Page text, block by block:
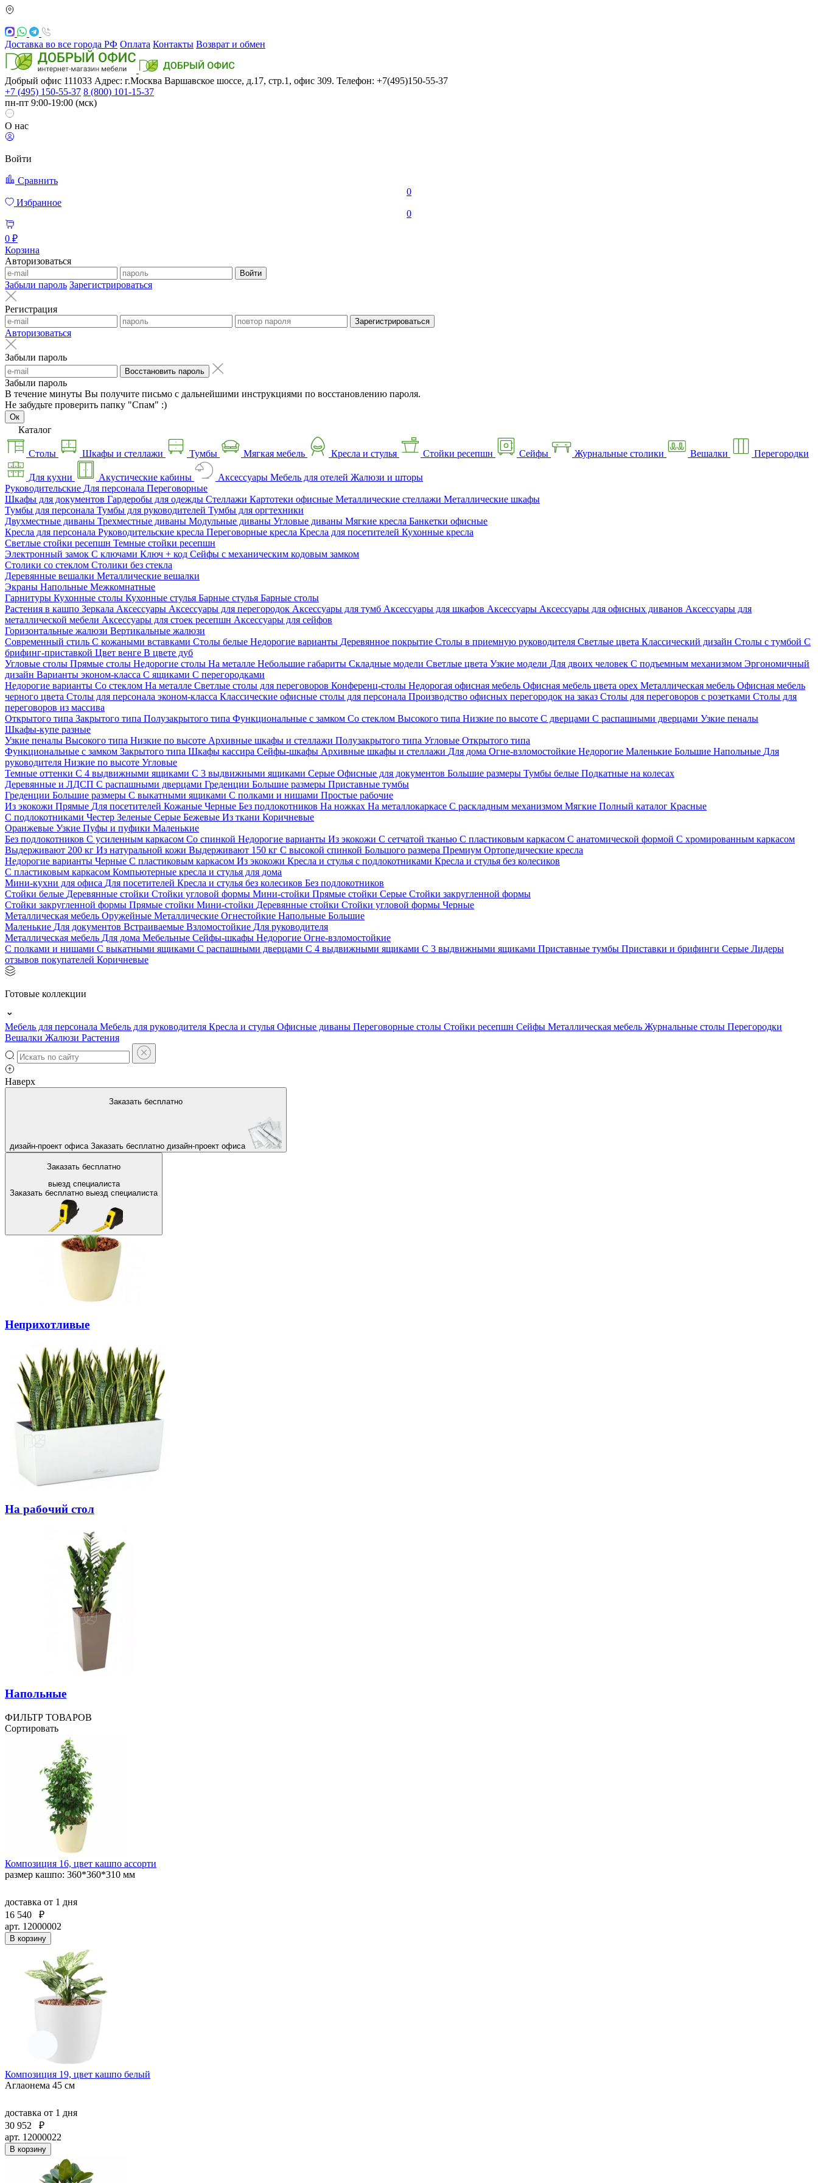
Доставка во все города РФ Оплата Контакты Возврат и обмен
Добрый офис 111033 Адрес: г.Москва Варшавское шоссе, д.17, стр.1, офис 309. Телефон: +7(495)150-55-37
+7 (495) 150-55-37 8 (800) 101-15-37
пн-пт 9:00-19:00 (мск)
О нас
Войти
Сравнить
0
Избранное
0
0 ₽
Корзина
Авторизоваться
Войти
Забыли пароль Зарегистрироваться
Регистрация
Зарегистрироваться
Авторизоваться
Забыли пароль
Восстановить пароль
Забыли пароль
В течение минуты Вы получите письмо с дальнейшими инструкциями по восстановлению пароля.
Не забудьте проверить папку "Спам" :)
Ок
Каталог
Столы Шкафы и стеллажи Тумбы Мягкая мебель Кресла и стулья Стойки ресепшн Сейфы Журнальные столики Вешалки Перегородки
Для кухни Акустические кабины Аксессуары Мебель для отелей Жалюзи и шторы
Руководительские Для персонала Переговорные
Шкафы для документов Гардеробы для одежды Стеллажи Картотеки офисные Металлические стеллажи Металлические шкафы
Тумбы для персонала Тумбы для руководителей Тумбы для оргтехники
Двухместные диваны Трехместные диваны Модульные диваны Угловые диваны Мягкие кресла Банкетки офисные
Кресла для персонала Руководительские кресла Переговорные кресла Кресла для посетителей Кухонные кресла
Светлые стойки ресепшн Темные стойки ресепшн
Электронный замок С ключами Ключ + код Сейфы с механическим кодовым замком
Столики со стеклом Столики без стекла
Деревянные вешалки Металлические вешалки
Экраны Напольные Межкомнатные
Гарнитуры Кухонные столы Кухонные стулья Барные стулья Барные столы
Растения в кашпо Зеркала Аксессуары Аксессуары для перегородок Аксессуары для тумб Аксессуары для шкафов Аксессуары Аксессуары для офисных диванов Аксессуары для
металлической мебели Аксессуары для стоек ресепшн Аксессуары для сейфов
Горизонтальные жалюзи Вертикальные жалюзи
Современный стиль С кожаными вставками Столы белые Недорогие варианты Деревянное покрытие Столы в приемную руководителя Светлые цвета Классический дизайн Столы с тумбой С
брифинг-приставкой Цвет венге В цвете дуб
Угловые столы Прямые столы Недорогие столы На металле Небольшие габариты Складные модели Светлые цвета Узкие модели Для двоих человек С подъемным механизмом Эргономичный
дизайн Варианты эконом-класса С ящиками С перегородками
Недорогие варианты Со стеклом На металле Светлые столы для переговоров Конференц-столы Недорогая офисная мебель Офисная мебель цвета орех Металлическая мебель Офисная мебель
черного цвета Столы для персонала эконом-класса Классические офисные столы для персонала Производство офисных перегородок на заказ Столы для переговоров с розетками Столы для
переговоров из массива
Открытого типа Закрытого типа Полузакрытого типа Функциональные с замком Со стеклом Высокого типа Низкие по высоте С дверцами С распашными дверцами Узкие пеналы
Шкафы-купе разные
Узкие пеналы Высокого типа Низкие по высоте Архивные шкафы и стеллажи Полузакрытого типа Угловые Открытого типа
Функциональные с замком Закрытого типа Шкафы кассира Сейфы-шкафы Архивные шкафы и стеллажи Для дома Огне-взломостойкие Недорогие Маленькие Большие Напольные Для
руководителя Низкие по высоте Угловые
Темные оттенки С 4 выдвижными ящиками С 3 выдвижными ящиками Серые Офисные для документов Большие размеры Тумбы белые Подкатные на колесах
Деревянные и ЛДСП С распашными дверцами Греденции Большие размеры Приставные тумбы
Греденции Большие размеры С выкатными ящиками С полками и нишами Простые рабочие
Из экокожи Прямые Для посетителей Кожаные Черные Без подлокотников На ножках На металлокаркасе С раскладным механизмом Мягкие Полный каталог Красные
С подлокотниками Честер Зеленые Серые Бежевые Из ткани Коричневые
Оранжевые Узкие Пуфы и пуфики Маленькие
Без подлокотников С усиленным каркасом Со спинкой Недорогие варианты Из экокожи С сетчатой тканью С пластиковым каркасом С анатомической формой С хромированным каркасом
Выдерживают 200 кг Из натуральной кожи Выдерживают 150 кг С высокой спинкой Большого размера Премиум Ортопедические кресла
Недорогие варианты Черные С пластиковым каркасом Из экокожи Кресла и стулья с подлокотниками Кресла и стулья без колесиков
С пластиковым каркасом Компьютерные кресла и стулья для дома
Мини-кухни для офиса Для посетителей Кресла и стулья без колесиков Без подлокотников
Стойки белые Деревянные стойки Стойки угловой формы Мини-стойки Прямые стойки Серые Стойки закругленной формы
Стойки закругленной формы Прямые стойки Мини-стойки Деревянные стойки Стойки угловой формы Черные
Металлическая мебель Оружейные Металлические Огнестойкие Напольные Большие
Маленькие Для документов Встраиваемые Взломостойкие Для руководителя
Металлическая мебель Для дома Мебельные Сейфы-шкафы Недорогие Огне-взломостойкие
С полками и нишами С выкатными ящиками С распашными дверцами С 4 выдвижными ящиками С 3 выдвижными ящиками Приставные тумбы Приставки и брифинги Серые Лидеры
отзывов покупателей Коричневые
Готовые коллекции
Мебель для персонала Мебель для руководителя Кресла и стулья Офисные диваны Переговорные столы Стойки ресепшн Сейфы Металлическая мебель Журнальные столы Перегородки
Вешалки Жалюзи Растения
Наверх
Заказать бесплатно
дизайн-проект офиса Заказать бесплатно дизайн-проект офиса
Заказать бесплатно
выезд специалиста
Заказать бесплатно выезд специалиста
На главную
Большие растения для офиса
Неприхотливые
На рабочий стол
Напольные
ФИЛЬТР ТОВАРОВ
Сортировать
Композиция 16, цвет кашпо ассорти
размер кашпо: 360*360*310 мм
доставка от 1 дня
16 540
₽
арт. 12000002
В корзину
Композиция 19, цвет кашпо белый
Аглаонема 45 см
доставка от 1 дня
30 952
₽
арт. 12000022
В корзину